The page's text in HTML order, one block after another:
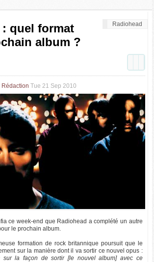
Radiohead
: quel format
album ?
Rédaction Tue 21 Sep 2010
ce week-end que Radiohead a complété un autre
le prochain album.
formation de rock britannique poursuit que le
sur la manière dont il va sortir ce nouvel opus :
sur la façon de sortir [le nouvel album] avec ce